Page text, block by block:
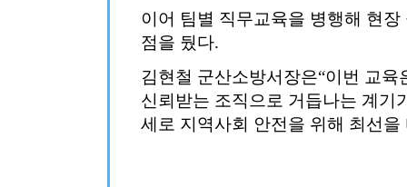
이어 팀별 직무교육을 병행해 현
점을 뒀다.
김현철 군산소방서장은“이번 교
신뢰받는 조직으로 거듭나는 계기
세로 지역사회 안전을 위해 최선을